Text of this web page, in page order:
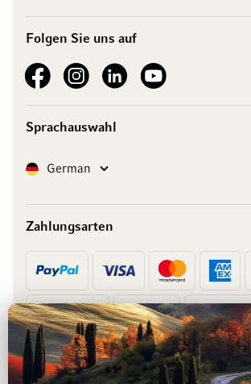
Folgen Sie uns auf
See our FacebookSee our Instagram account
See our LinkedInSee our YouTube channel
Sprachauswahl
SpracheGerman
Zahlungsarten
Vorkasse Rechnung